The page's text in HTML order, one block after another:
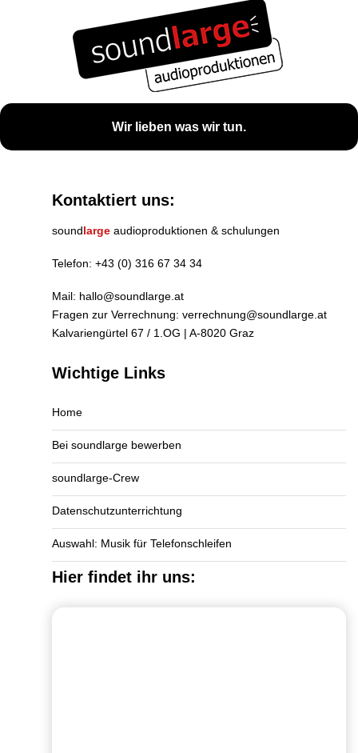
Wir lieben was wir tun.
Kontaktiert uns:
soundlarge audioproduktionen & schulungen
Telefon: +43 (0) 316 67 34 34
Mail: hallo@soundlarge.at
Fragen zur Verrechnung: verrechnung@soundlarge.at
Kalvariengürtel 67 / 1.OG | A-8020 Graz
Wichtige Links
Home
Bei soundlarge bewerben
soundlarge-Crew
Datenschutzunterrichtung
Auswahl: Musik für Telefonschleifen
Hier findet ihr uns: